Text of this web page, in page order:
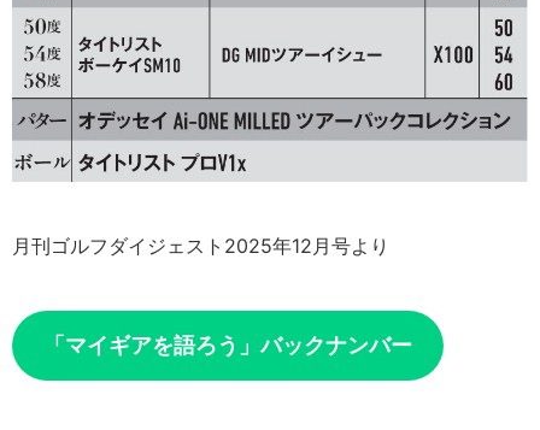
月刊ゴルフダイジェスト2025年12月号より
「マイギアを語ろう」バックナンバー